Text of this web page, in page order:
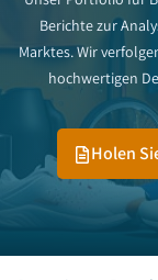
Berichte zur
Marktes. Wir
hochwertigen
Holen